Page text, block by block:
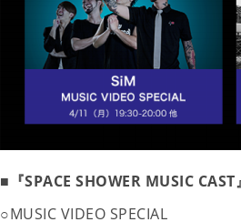
■『SPACE SHOWER MUSIC
○MUSIC VIDEO SPECIAL